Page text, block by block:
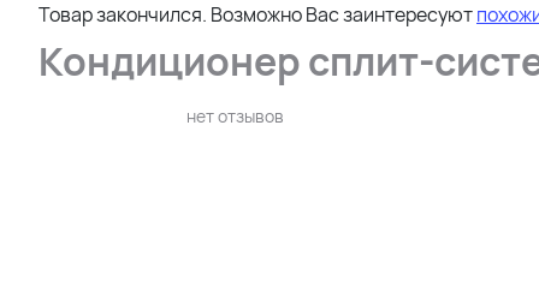
Товар закончился. Возможно Вас заинтересуют
Кондиционер сплит-
нет отзывов